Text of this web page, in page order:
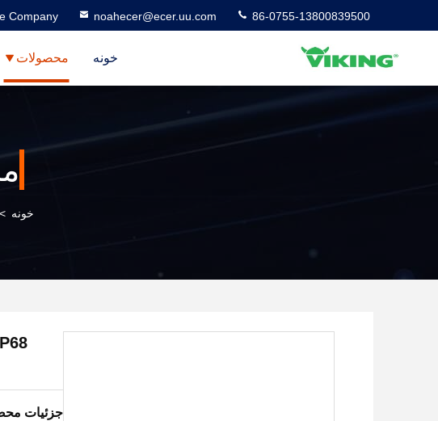
Company noahecer@ecer.uu.com 86-0755-13800839500
خونه محصولات
خونه >
جزئیات